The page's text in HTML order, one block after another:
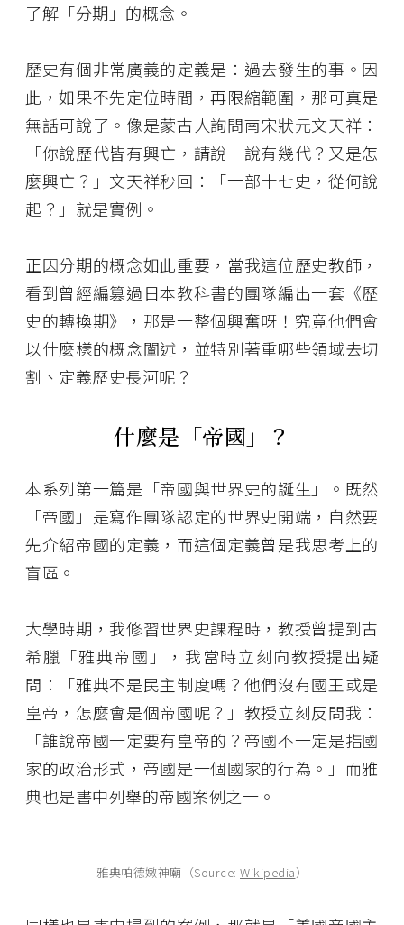
了解「分期」的概念。
歷史有個非常廣義的定義是：過去發生的事。因
此，如果不先定位時間，再限縮範圍，那可真是
無話可說了。像是蒙古人詢問南宋狀元文天祥：
「你說歷代皆有興亡，請說一說有幾代？又是怎
麼興亡？」文天祥秒回：「一部十七史，從何說
起？」就是實例。
正因分期的概念如此重要，當我這位歷史教師，
看到曾經編篡過日本教科書的團隊編出一套《歷
史的轉換期》，那是一整個興奮呀！究竟他們會
以什麼樣的概念闡述，並特別著重哪些領域去切
割、定義歷史長河呢？
什麼是「帝國」？
本系列第一篇是「帝國與世界史的誕生」。既然
「帝國」是寫作團隊認定的世界史開端，自然要
先介紹帝國的定義，而這個定義曾是我思考上的
盲區。
大學時期，我修習世界史課程時，教授曾提到古
希臘「雅典帝國」，我當時立刻向教授提出疑
問：「雅典不是民主制度嗎？他們沒有國王或是
皇帝，怎麼會是個帝國呢？」教授立刻反問我：
「誰說帝國一定要有皇帝的？帝國不一定是指國
家的政治形式，帝國是一個國家的行為。」而雅
典也是書中列舉的帝國案例之一。
雅典帕德嫩神廟（Source: Wikipedia）